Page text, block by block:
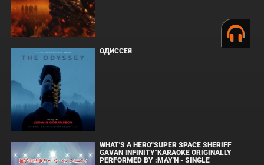
ОДИССЕЯ
WHAT'S A HERO"SUPER SPACE SHERIFF
GAVAN INFINITY"KARAOKE ORIGINALLY
PERFORMED BY :MAY'N - SINGLE